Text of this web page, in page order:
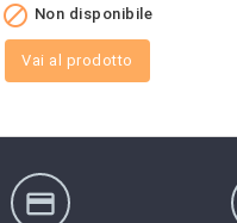
 Non disponibile
Vai al prodotto
credit_card